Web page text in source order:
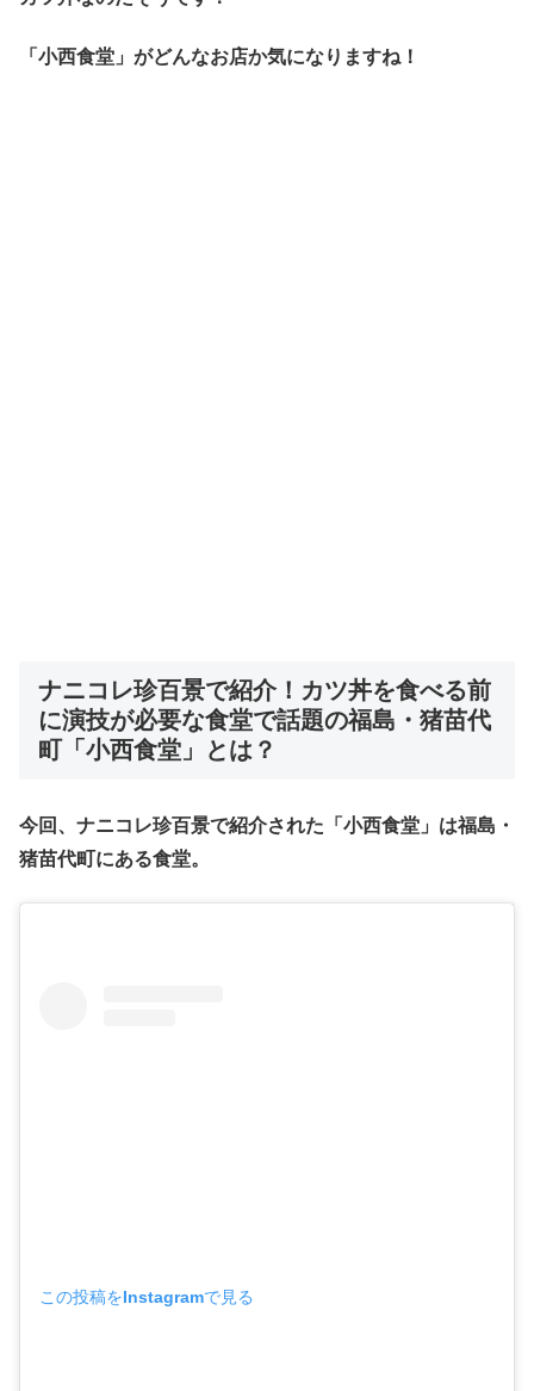
「小西食堂」がどんなお店か気になりますね！
ナニコレ珍百景で紹介！カツ丼を食べる前
に演技が必要な食堂で話題の福島・猪苗代
町「小西食堂」とは？
今回、ナニコレ珍百景で紹介された「小西食堂」は福島・
猪苗代町にある食堂。
この投稿をInstagramで見る